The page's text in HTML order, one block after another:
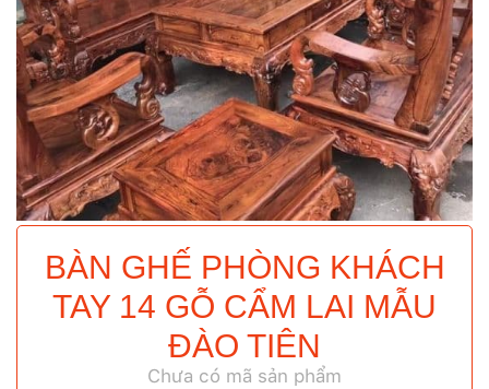
BÀN GHẾ PHÒNG KHÁCH
TAY 14 GỖ CẨM LAI MẪU
ĐÀO TIÊN
Chưa có mã sản phẩm